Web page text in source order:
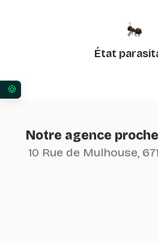
État
Notre agence
10 Rue de Mulhouse,